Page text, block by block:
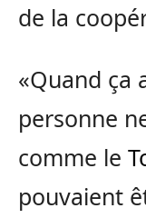
de la
«Quand ça
personne
comme le
pouvaient